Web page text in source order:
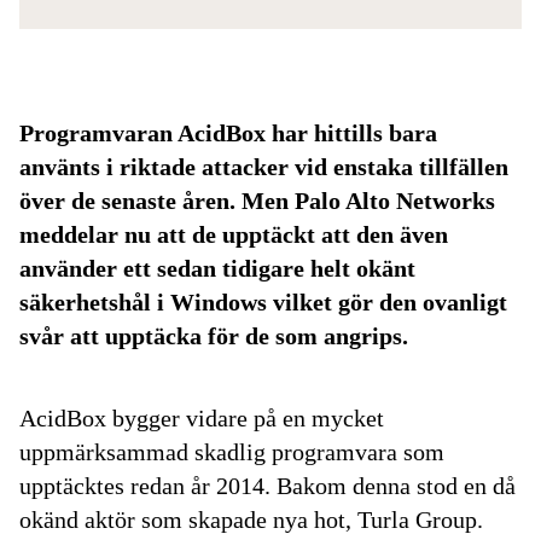
Programvaran AcidBox har hittills bara
använts i riktade attacker vid enstaka tillfällen
över de senaste åren. Men Palo Alto Networks
meddelar nu att de upptäckt att den även
använder ett sedan tidigare helt okänt
säkerhetshål i Windows vilket gör den ovanligt
svår att upptäcka för de som angrips.
AcidBox bygger vidare på en mycket
uppmärksammad skadlig programvara som
upptäcktes redan år 2014. Bakom denna stod en då
okänd aktör som skapade nya hot, Turla Group.